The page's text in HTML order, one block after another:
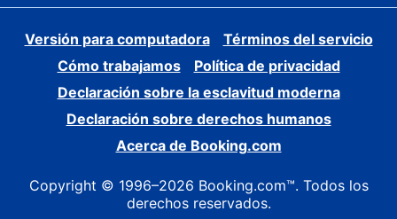
Versión para computadora
Términos del servicio
Cómo trabajamos
Política de privacidad
Declaración sobre la esclavitud moderna
Declaración sobre derechos humanos
Acerca de Booking.com
Copyright © 1996–2026 Booking.com™. Todos los
derechos reservados.